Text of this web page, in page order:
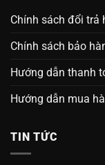
Chính sách đổi trả
Chính sách bảo
Hướng dẫn thanh
Hướng dẫn mua
TIN TỨC